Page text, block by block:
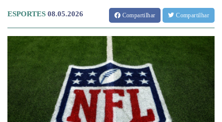
ESPORTES 08.05.2026 Compartilhar Compartilhar